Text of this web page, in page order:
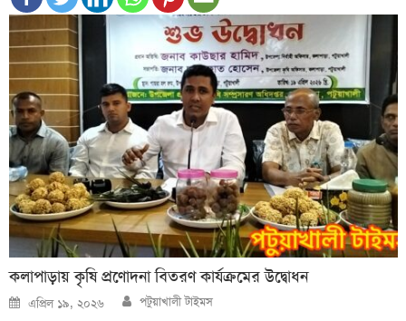
কলাপাড়ায় কৃষি প্রণোদনা বিতরণ কার্যক্রমের উদ্বোধন
Posted
on
এপ্রিল ১৯, ২০২৬ Author
পটুয়াখালী টাইমস